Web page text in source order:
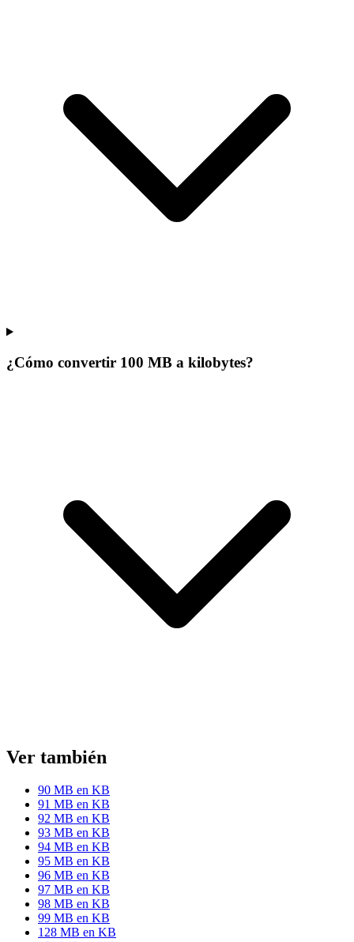
¿Cómo convertir 100 MB a kilobytes?
Ver también
90 MB en KB
91 MB en KB
92 MB en KB
93 MB en KB
94 MB en KB
95 MB en KB
96 MB en KB
97 MB en KB
98 MB en KB
99 MB en KB
128 MB en KB